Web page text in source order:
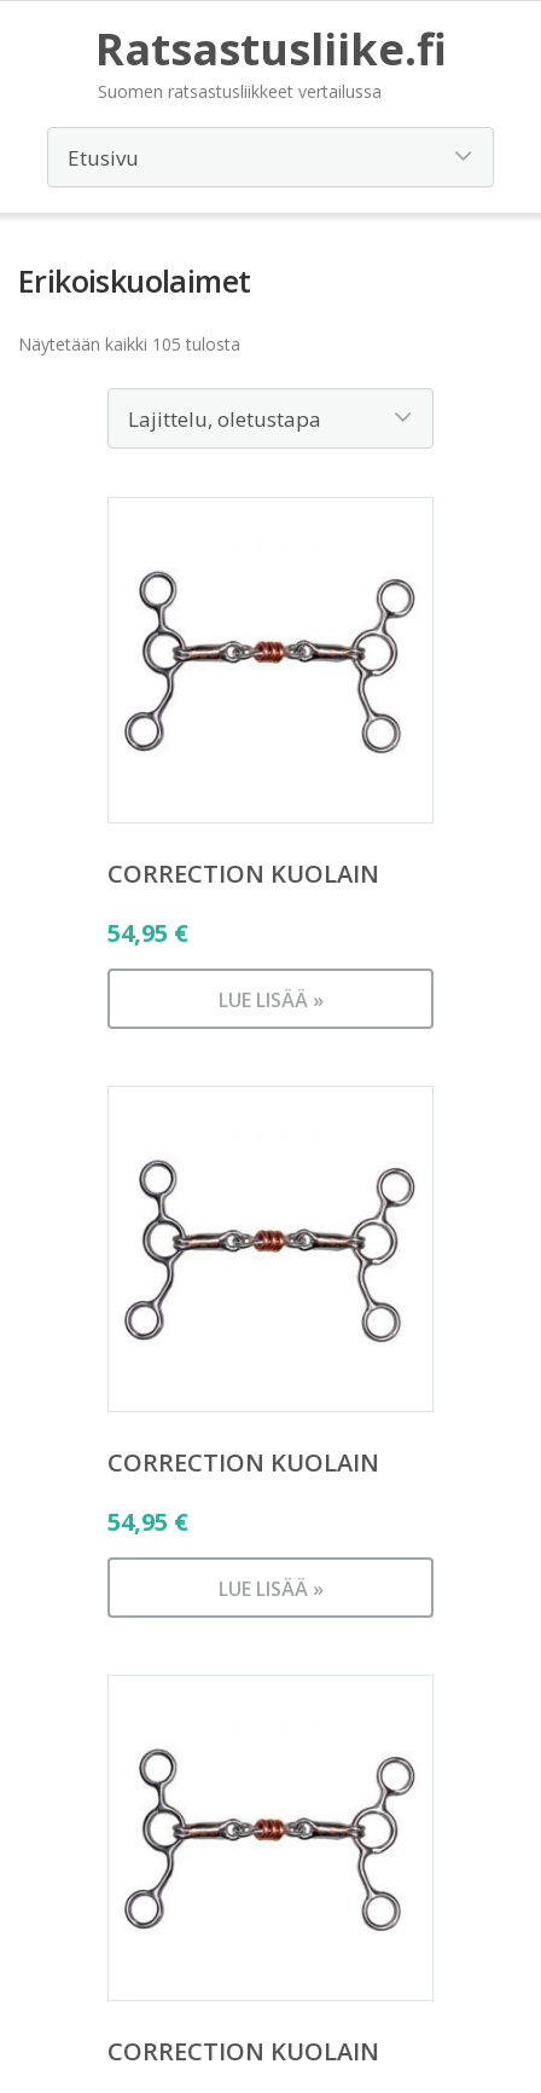
Ratsastusliike.fi
Suomen ratsastusliikkeet vertailussa
Erikoiskuolaimet
Näytetään kaikki 105 tulosta
CORRECTION KUOLAIN
54,95 €
LUE LISÄÄ »
CORRECTION KUOLAIN
54,95 €
LUE LISÄÄ »
CORRECTION KUOLAIN